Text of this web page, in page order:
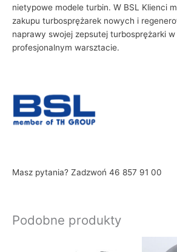
nietypowe modele turbin. W BSL Klienci
zakupu turbosprężarek nowych i
naprawy swojej zepsutej turbosprężarki w
profesjonalnym warsztacie.
Masz pytania? Zadzwoń 46 857 91 00
Podobne produkty